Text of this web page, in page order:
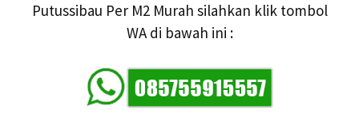
Putussibau Per M2 Murah silahkan klik tombol
WA di bawah ini :